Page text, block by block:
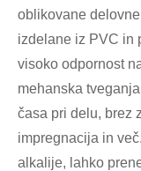
oblikovane
izdelane iz PVC in
visoko odpornost
mehanska
časa pri delu, brez
impregnacija in
alkalije, lahko